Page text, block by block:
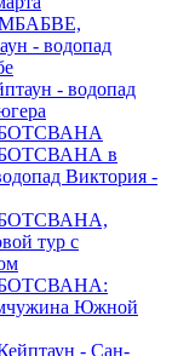
- водопад
- водопад
в
Виктория -
тур с
Южной
- Сан-